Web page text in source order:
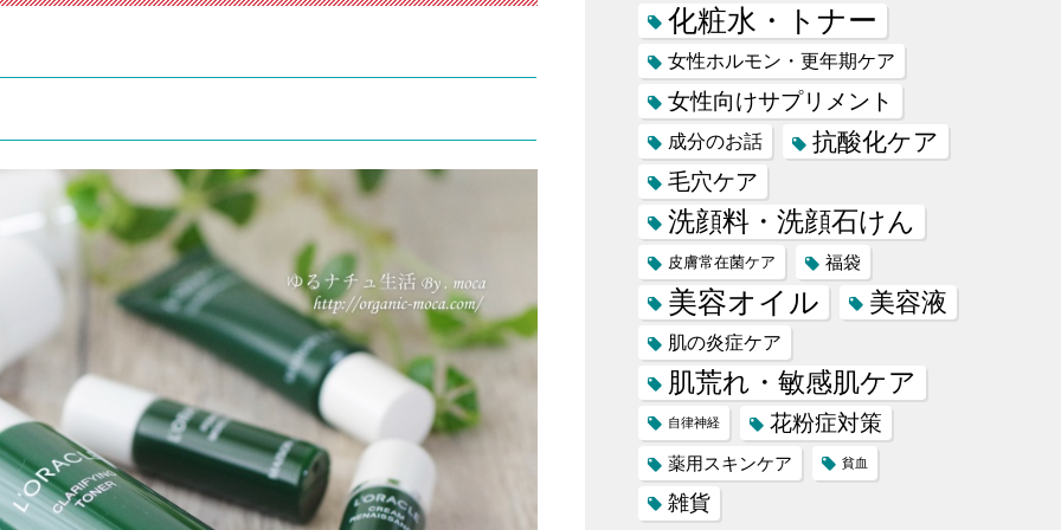
化粧水・トナー
女性ホルモン・更年期ケア
女性向けサプリメント
成分のお話 抗酸化ケア
毛穴ケア
洗顔料・洗顔石けん
皮膚常在菌ケア 福袋
美容オイル 美容液
肌の炎症ケア
肌荒れ・敏感肌ケア
自律神経 花粉症対策
薬用スキンケア 貧血
雑貨